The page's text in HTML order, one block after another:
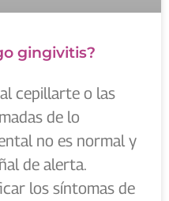
gingivitis?
cepillarte o las
de lo
no es normal y
de alerta.
los síntomas de